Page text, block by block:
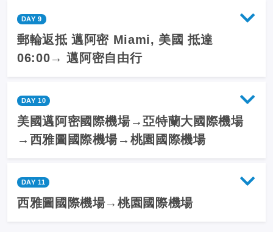
DAY 9
郵輪返抵 邁阿密 Miami, 美國 抵達
06:00→ 邁阿密自由行
DAY 10
美國邁阿密國際機場→亞特蘭大國際機場
→西雅圖國際機場→桃園國際機場
DAY 11
西雅圖國際機場→桃園國際機場